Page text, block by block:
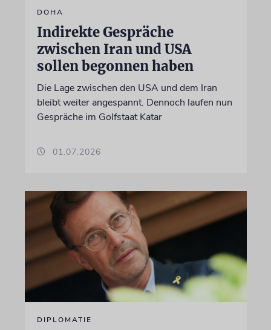
DOHA
Indirekte Gespräche
zwischen Iran und USA
sollen begonnen haben
Die Lage zwischen den USA und dem Iran
bleibt weiter angespannt. Dennoch laufen nun
Gespräche im Golfstaat Katar
01.07.2026
DIPLOMATIE